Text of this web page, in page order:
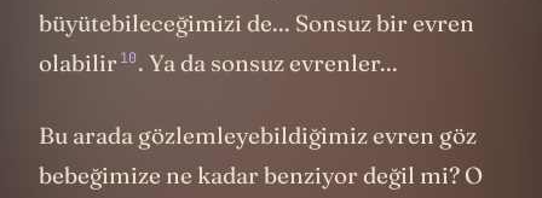
büyütebileceğimizi de... Sonsuz bir evren
olabilir10. Ya da sonsuz evrenler...
Bu arada gözlemleyebildiğimiz evren göz
bebeğimize ne kadar benziyor değil mi? O